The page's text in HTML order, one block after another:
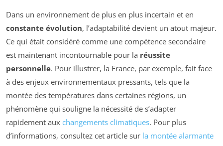
Dans un environnement de plus en plus incertain et en
constante évolution, l’adaptabilité devient un atout majeur.
Ce qui était considéré comme une compétence secondaire
est maintenant incontournable pour la réussite
personnelle. Pour illustrer, la France, par exemple, fait face
à des enjeux environnementaux pressants, tels que la
montée des températures dans certaines régions, un
phénomène qui souligne la nécessité de s’adapter
rapidement aux changements climatiques. Pour plus
d’informations, consultez cet article sur la montée alarmante